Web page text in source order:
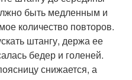
быть медленным и
количество повторов.
штангу, держа ее
бедер и голеней.
снижается, а